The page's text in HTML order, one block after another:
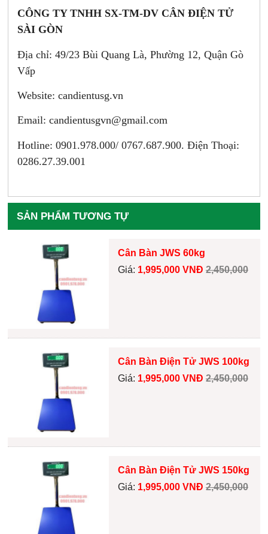
CÔNG TY TNHH SX-TM-DV CÂN ĐIỆN TỬ
SÀI GÒN
Địa chỉ: 49/23 Bùi Quang Là, Phường 12, Quận Gò
Vấp
Website: candientusg.vn
Email:candientusgvn@gmail.com
Hotline: 0901.978.000/ 0767.687.900. Điện Thoại:
0286.27.39.001
SẢN PHẨM TƯƠNG TỰ
Cân Bàn JWS 60kg
Giá: 1,995,000 VNĐ 2,450,000
Cân Bàn Điện Tử JWS 100kg
Giá: 1,995,000 VNĐ 2,450,000
Cân Bàn Điện Tử JWS 150kg
Giá: 1,995,000 VNĐ 2,450,000